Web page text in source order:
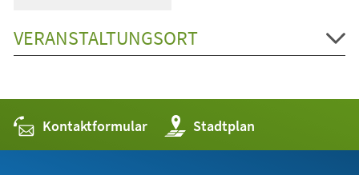
VERANSTALTUNGSORT
Kontaktformular Stadtplan
(Öffnet
in
einem